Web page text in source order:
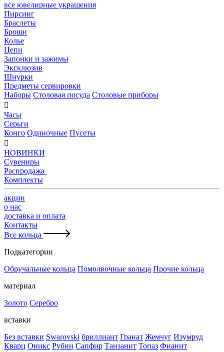
все ювелирные украшения
Пирсинг
Браслеты
Броши
Колье
Цепи
Запонки и зажимы
Эксклюзив
Шнурки
Предметы сервировки
Наборы Столовая посуда Столовые приборы

Часы
Серьги
Конго Одиночные Пусеты

НОВИНКИ
Сувениры
Распродажа
Комплекты
акции
о нас
доставка и оплата
Контакты
Все кольца
Подкатегории
Обручальные кольца Помолвочные кольца Прочие кольца
материал
Золото Серебро
вставки
Без вставки Swarovski бриллиант Гранат Жемчуг Изумруд
Кварц Оникс Рубин Сапфир Танзанит Топаз Фианит